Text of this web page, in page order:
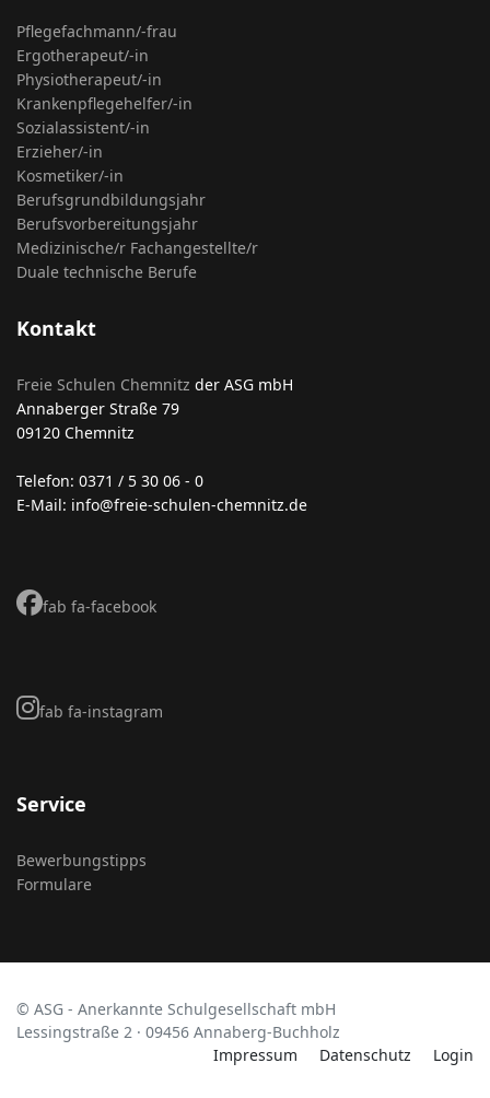
Pflegefachmann/-frau
Ergotherapeut/-in
Physiotherapeut/-in
Krankenpflegehelfer/-in
Sozialassistent/-in
Erzieher/-in
Kosmetiker/-in
Berufsgrundbildungsjahr
Berufsvorbereitungsjahr
Medizinische/r Fachangestellte/r
Duale technische Berufe
Kontakt
Freie Schulen Chemnitz der ASG mbH
Annaberger Straße 79
09120 Chemnitz
Telefon: 0371 / 5 30 06 - 0
E-Mail: info@freie-schulen-chemnitz.de
fab fa-facebook
fab fa-instagram
Service
Bewerbungstipps
Formulare
© ASG - Anerkannte Schulgesellschaft mbH
Lessingstraße 2 · 09456 Annaberg-Buchholz
Impressum
Datenschutz Login